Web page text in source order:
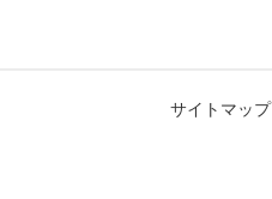
サイトマップ